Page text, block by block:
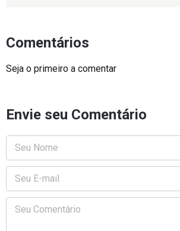
Comentários
Seja o primeiro a comentar
Envie seu Comentário